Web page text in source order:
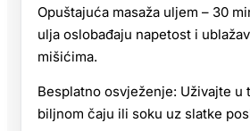
Opuštajuća masaža uljem – 30
ulja oslobađaju napetost i
mišićima.
Besplatno osvježenje: Uživajte u
biljnom čaju ili soku uz slatke